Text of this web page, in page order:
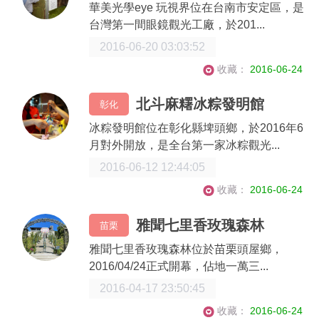
華美光學eye 玩視界位在台南市安定區，是
台灣第一間眼鏡觀光工廠，於201...
2016-06-20 03:03:52
收藏： 2016-06-24
彰化 北斗麻糬冰粽發明館
冰粽發明館位在彰化縣埤頭鄉，於2016年6
月對外開放，是全台第一家冰粽觀光...
2016-06-12 12:44:05
收藏： 2016-06-24
苗栗 雅聞七里香玫瑰森林
雅聞七里香玫瑰森林位於苗栗頭屋鄉，
2016/04/24正式開幕，佔地一萬三...
2016-04-17 23:50:45
收藏： 2016-06-24